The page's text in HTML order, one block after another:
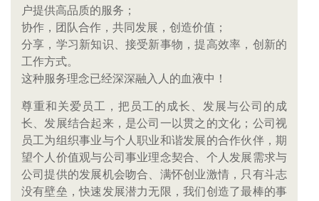
户提供高品质的服务；
协作，团队合作，共同发展，创造价值；
分享，学习新知识、接受新事物，提高效率，创新的
工作方式。
这种服务理念已经深深融入人的血液中！
尊重和关爱员工，把员工的成长、发展与公司的成
长、发展结合起来，是公司一以贯之的文化；公司视
员工为组织事业与个人职业和谐发展的合作伙伴，期
望个人价值观与公司事业理念契合、个人发展需求与
公司提供的发展机会吻合、满怀创业激情，只有斗志
没有壁垒，快速发展潜力无限，我们创造了最棒的事